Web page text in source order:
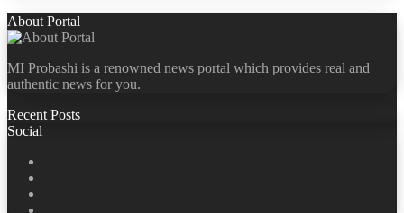
About Portal
MI Probashi is a renowned news portal which provides real and
authentic news for you.
Recent Posts
Social